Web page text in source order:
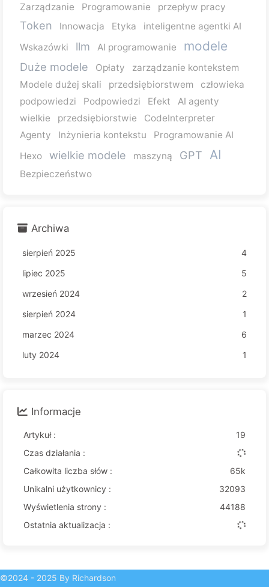
Zarządzanie
Programowanie przepływ pracy
Token Innowacja Etyka
inteligentne agentki AI
Wskazówki
llm AI programowanie modele
Duże modele Opłaty
zarządzanie kontekstem
Modele dużej skali
przedsiębiorstwem
człowieka
podpowiedzi
Podpowiedzi Efekt
AI agenty
wielkie
przedsiębiorstwie
CodeInterpreter
Agenty
Inżynieria kontekstu
Programowanie AI
Hexo
wielkie modele maszyną GPT AI
Bezpieczeństwo
Archiwa
sierpień 2025
4
lipiec 2025
5
wrzesień 2024
2
sierpień 2024
1
marzec 2024
6
luty 2024
1
Informacje
Artykuł :
19
Czas działania :
Całkowita liczba słów :
65k
Unikalni użytkownicy :
32093
Wyświetlenia strony :
44188
Ostatnia aktualizacja :
©2024 - 2025 By Richardson